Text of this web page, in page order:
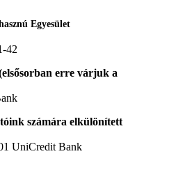
Egyesület
42
erre várjuk a
számára elkülönített
UniCredit Bank